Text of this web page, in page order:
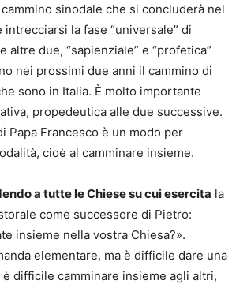
cammino sinodale che si concluderà nel
intrecciarsi la fase “universale” di
altre due, “sapienziale” e “profetica”
nei prossimi due anni il cammino di
sono in Italia. È molto importante
propedeutica alle due successive.
Papa Francesco è un modo per
cioè al camminare insieme.
a tutte le Chiese su cui esercita la
come successore di Pietro:
insieme nella vostra Chiesa?».
elementare, ma è difficile dare una
difficile camminare insieme agli altri,